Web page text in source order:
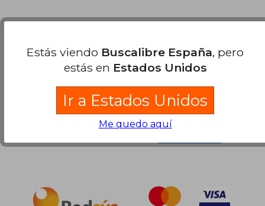
Compra Segura
Estás viendo Buscalibre España, pero
estás en Estados Unidos
Ir a Estados Unidos
Me quedo aquí